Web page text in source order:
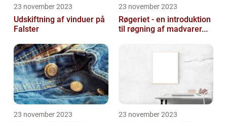
23 november 2023
Udskiftning af vinduer på
Falster
23 november 2023
Røgeriet - en introduktion
til røgning af madvarer...
23 november 2023 23 november 2023